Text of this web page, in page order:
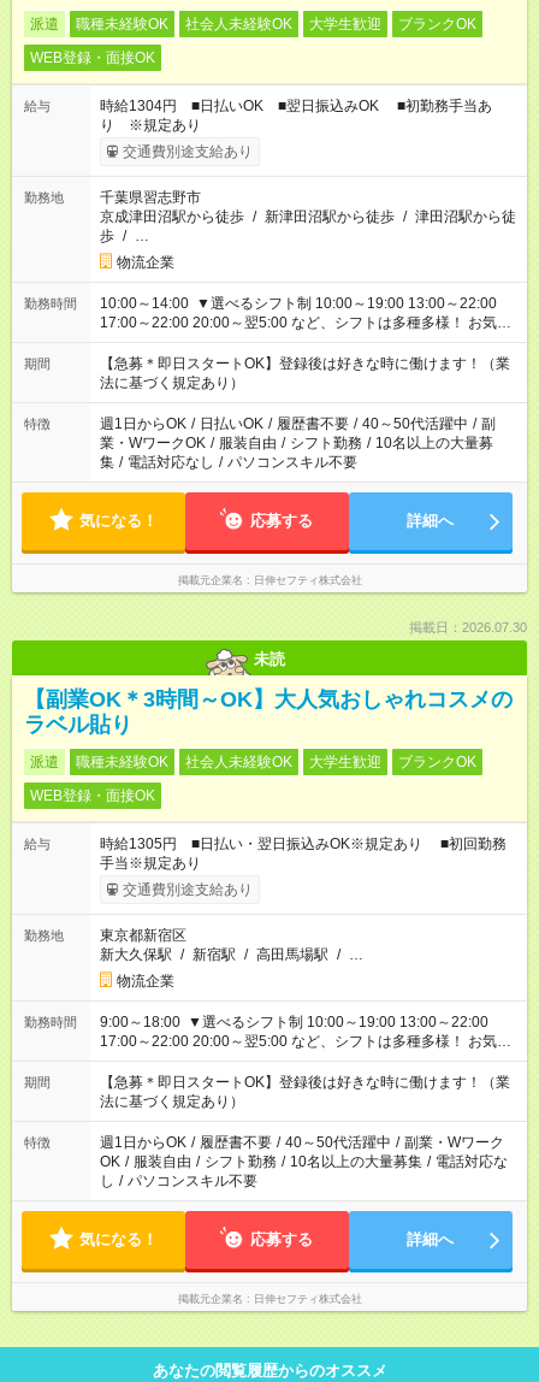
派遣 職種未経験OK 社会人未経験OK 大学生歓迎
ブランクOK
WEB登録・面接OK
給与
時給1304円 ■日払いOK ■翌日振込みOK ■初勤務手当あ
り ※規定あり
交通費別途支給あり
勤務地
千葉県習志野市
京成津田沼駅から徒歩 / 新津田沼駅から徒歩 / 津田沼駅から徒
歩 / …
物流企業
勤務時間
10:00～14:00 ▼選べるシフト制 10:00～19:00 13:00～22:00
17:00～22:00 20:00～翌5:00 など、シフトは多種多様！ お気軽
にご相談ください！
期間
【急募＊即日スタートOK】登録後は好きな時に働けます！（業
法に基づく規定あり）
特徴 週1日からOK / 日払いOK / 履歴書不要 / 40～50代活躍中 / 副
業・WワークOK / 服装自由 / シフト勤務 / 10名以上の大量募
集 / 電話対応なし / パソコンスキル不要
気になる！ 応募する 詳細へ
掲載元企業名 日伸セフティ株式会社
掲載日：2026.07.30
未読
【副業OK＊3時間～OK】大人気おしゃれコスメの
ラベル貼り
派遣 職種未経験OK 社会人未経験OK 大学生歓迎
ブランクOK
WEB登録・面接OK
給与
時給1305円 ■日払い・翌日振込みOK※規定あり ■初回勤務
手当※規定あり
交通費別途支給あり
勤務地
東京都新宿区
新大久保駅 / 新宿駅 / 高田馬場駅 / …
物流企業
勤務時間
9:00～18:00 ▼選べるシフト制 10:00～19:00 13:00～22:00
17:00～22:00 20:00～翌5:00 など、シフトは多種多様！ お気軽
にご相談ください！
期間
【急募＊即日スタートOK】登録後は好きな時に働けます！（業
法に基づく規定あり）
特徴 週1日からOK / 履歴書不要 / 40～50代活躍中 / 副業・Wワーク
OK / 服装自由 / シフト勤務 / 10名以上の大量募集 / 電話対応な
し / パソコンスキル不要
気になる！ 応募する 詳細へ
掲載元企業名 日伸セフティ株式会社
あなたの閲覧履歴からのオススメ